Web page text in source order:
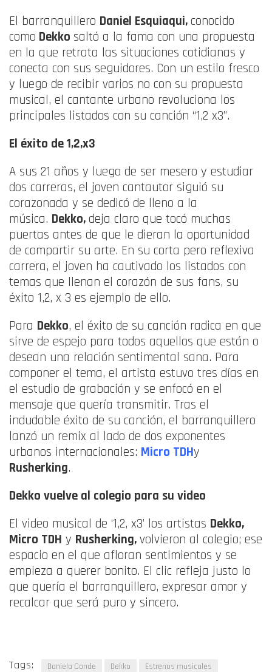
El barranquillero Daniel Esquiaqui, conocido
como Dekko saltó a la fama con una propuesta
en la que retrata las situaciones cotidianas y
conecta con sus seguidores. Con un estilo fresco
y luego de recibir varios no con su propuesta
musical, el cantante urbano revoluciona los
principales listados con su canción “1,2 x3”.
El éxito de 1,2,x3
A sus 21 años y luego de ser mesero y estudiar
dos carreras, el joven cantautor siguió su
corazonada y se dedicó de lleno a la
música. Dekko, deja claro que tocó muchas
puertas antes de que le dieran la oportunidad
de compartir su arte. En su corta pero reflexiva
carrera, el joven ha cautivado los listados con
temas que llenan el corazón de sus fans, su
éxito 1,2, x 3 es ejemplo de ello.
Para Dekko, el éxito de su canción radica en que
sirve de espejo para todos aquellos que están o
desean una relación sentimental sana. Para
componer el tema, el artista estuvo tres días en
el estudio de grabación y se enfocó en el
mensaje que quería transmitir. Tras el
indudable éxito de su canción, el barranquillero
lanzó un remix al lado de dos exponentes
urbanos internacionales: Micro TDHy
Rusherking.
Dekko vuelve al colegio para su video
El video musical de ‘1,2, x3’ los artistas Dekko,
Micro TDH y Rusherking,volvieron al colegio; ese
espacio en el que afloran sentimientos y se
empieza a querer bonito. El clic refleja justo lo
que quería el barranquillero, expresar amor y
recalcar que será puro y sincero.
Tags: Daniela Conde Dekko Estrenos musicales